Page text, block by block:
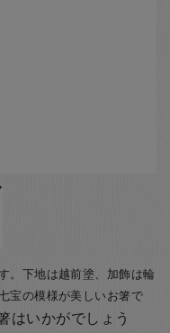
。下地は越前塗、加飾は輪
宝の模様が美しいお箸で
はいかがでしょう